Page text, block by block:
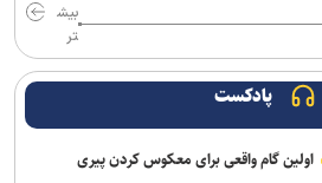
احتمال افزایش بارش است نه تضمین پایان
بیش
تر
پادکست
اولین گام واقعی برای معکوس کردن پیری